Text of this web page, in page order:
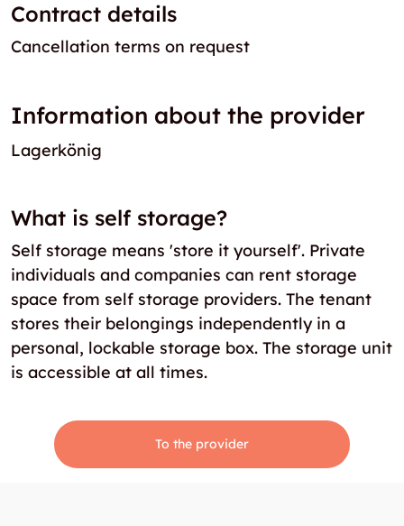
Contract details
Cancellation terms on request
Information about the provider
Lagerkönig
What is self storage?
Self storage means 'store it yourself'. Private
individuals and companies can rent storage
space from self storage providers. The tenant
stores their belongings independently in a
personal, lockable storage box. The storage unit
is accessible at all times.
To the provider